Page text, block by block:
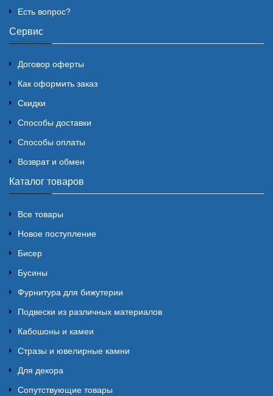
Есть вопрос?
Сервис
Договор оферты
Как оформить заказ
Скидки
Способы доставки
Способы оплаты
Возврат и обмен
Каталог товаров
Все товары
Новое поступление
Бисер
Бусины
Фурнитура для бижутерии
Подвески из различных материалов
Кабошоны и камеи
Стразы и ювелирные камни
Для декора
Сопутствующие товары